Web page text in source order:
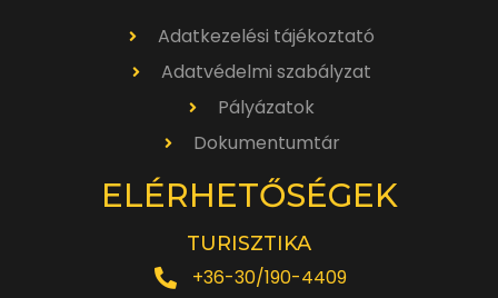
Adatkezelési tájékoztató
Adatvédelmi szabályzat
Pályázatok
Dokumentumtár
ELÉRHETŐSÉGEK
TURISZTIKA
+36-30/190-4409